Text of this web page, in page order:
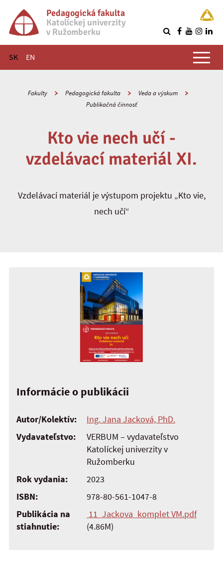
Pedagogická fakulta
Katolíckej univerzity
v Ružomberku
SK EN
Hlavné menu
Fakulty Pedagogická fakulta
Veda a výskum
Publikačná činnosť
Kto vie nech učí -
vzdelávací materiál XI.
Vzdelávací materiál je výstupom projektu „Kto vie,
nech učí“
Informácie o publikácii
Autor/Kolektív:
Ing. Jana Jacková, PhD.
Vydavateľstvo:
VERBUM – vydavateľstvo
Katolíckej univerzity v
Ružomberku
Rok vydania:
2023
ISBN:
978-80-561-1047-8
Publikácia na
stiahnutie:
11_Jackova_komplet VM.pdf
(4.86M)